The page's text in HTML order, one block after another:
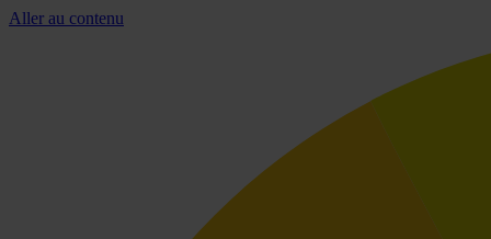
Aller au contenu